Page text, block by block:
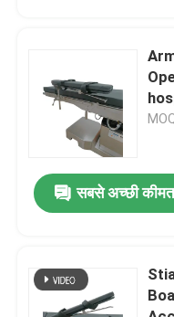
हमसे संपर्क करें
समाचार
ऑपरेटिंग टेबल सहायक
ऑपरेशन टेबल
सबसे अच्छी कीमत